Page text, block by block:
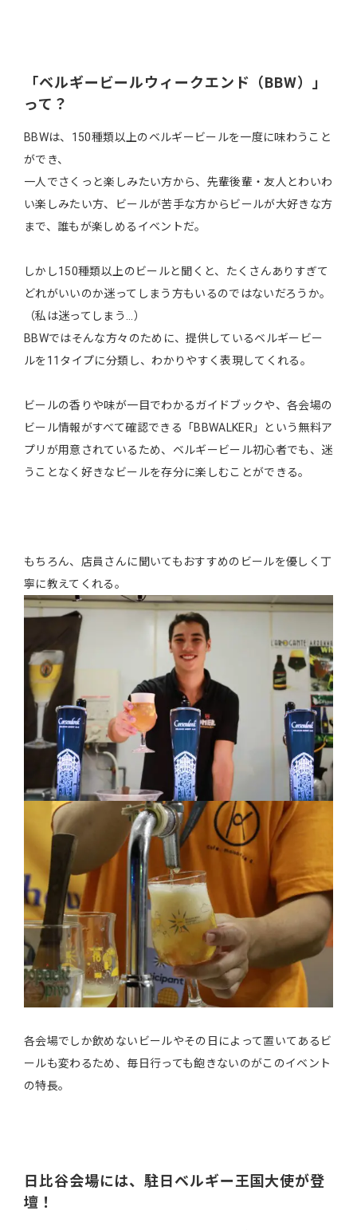
「ベルギービールウィークエンド（BBW）」
って？
BBWは、150種類以上のベルギービールを一度に味わうこと
ができ、
一人でさくっと楽しみたい方から、先輩後輩・友人とわいわ
い楽しみたい方、ビールが苦手な方からビールが大好きな方
まで、誰もが楽しめるイベントだ。
しかし150種類以上のビールと聞くと、たくさんありすぎて
どれがいいのか迷ってしまう方もいるのではないだろうか。
（私は迷ってしまう…）
BBWではそんな方々のために、提供しているベルギービー
ルを11タイプに分類し、わかりやすく表現してくれる。
ビールの香りや味が一目でわかるガイドブックや、各会場の
ビール情報がすべて確認できる「BBWALKER」という無料ア
プリが用意されているため、ベルギービール初心者でも、迷
うことなく好きなビールを存分に楽しむことができる。
もちろん、店員さんに聞いてもおすすめのビールを優しく丁
寧に教えてくれる。
各会場でしか飲めないビールやその日によって置いてあるビ
ールも変わるため、毎日行っても飽きないのがこのイベント
の特長。
日比谷会場には、駐日ベルギー王国大使が登
壇！